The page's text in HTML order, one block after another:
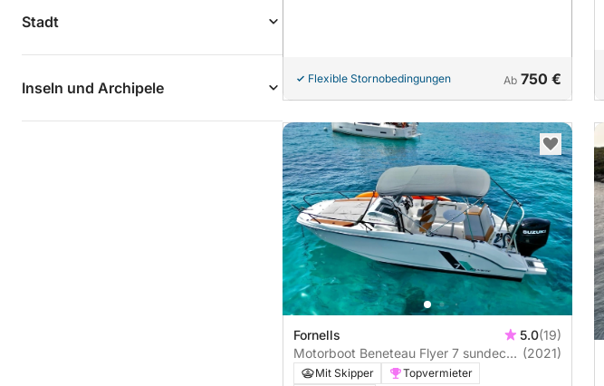
Stadt
Inseln und Archipele
Flexible Stornobedingungen Ab 750 €
Fornells 5.0(19)
Motorboot Beneteau Flyer 7 sundeck
200PS
(2021)
Mit Skipper
Topvermieter